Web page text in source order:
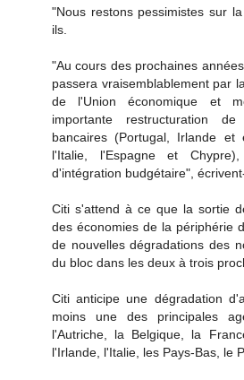
"Nous restons pessimistes sur
ils.
"Au cours des prochaines
passera vraisemblablement par
de l'Union économique et
importante restructuration
bancaires (Portugal, Irlande et
l'Italie, l'Espagne et
d'intégration budgétaire",
Citi s'attend à ce que la sortie
des économies de la périphérie
de nouvelles dégradations des
du bloc dans les deux à trois
Citi anticipe une dégradation
moins une des principales
l'Autriche, la Belgique, la
l'Irlande, l'Italie, les Pays-Bas, le